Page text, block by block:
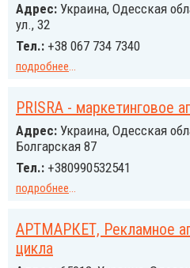
Адрес: Украина, Одесская
ул., 32
Тел.: +38 067 734 7340
подробнее...
PRISRA - маркетинговое
Адрес: Украина, Одесская
Болгарская 87
Тел.: +380990532541
подробнее...
АРТМАРКЕТ, Рекламное
цикла